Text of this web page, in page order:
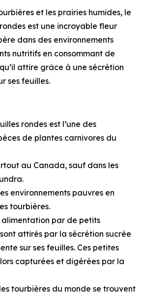
et les prairies humides, le
est une incroyable fleur
dans des environnements
nutritifs en consommant de
attire grâce à une sécrétion
ses feuilles.
rondes est l’une des
de plantes carnivores du
au Canada, sauf dans les
environnements pauvres en
tourbières.
par de petits
attirés par la sécrétion sucrée
sur ses feuilles. Ces petites
capturées et digérées par la
tourbières du monde se trouvent